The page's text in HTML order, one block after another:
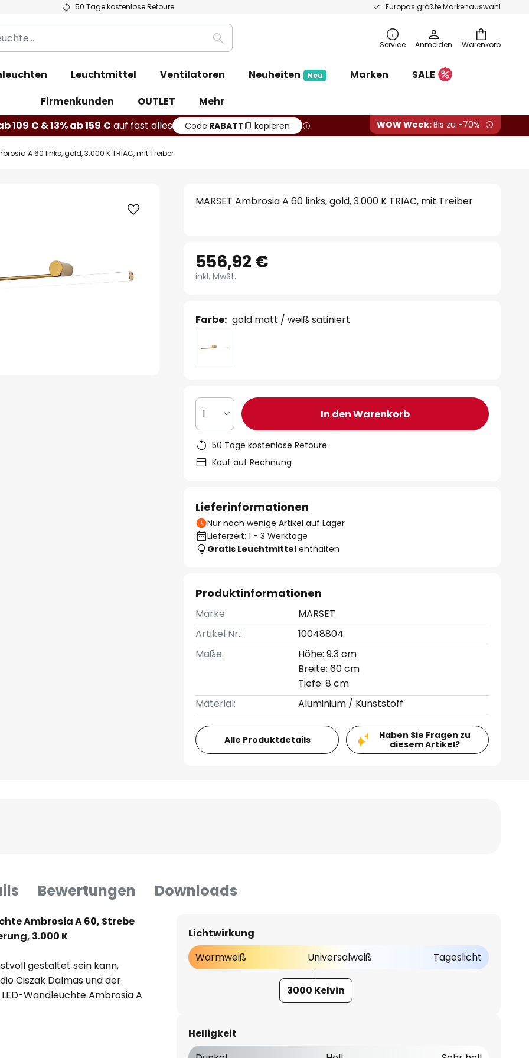
50 Tage kostenlose Retoure Europas größte Markenauswahl
Warenkorb
Suche Service Anmelden
Leuchtmittel Ventilatoren Neuheiten Neu Marken
SALE
Firmenkunden
OUTLET
Mehr
109 € & 13% ab 159 € auf fast alles Code:RABATT kopieren WOW Week:Bis zu -70%
A 60 links, gold, 3.000 K TRIAC, mit Treiber
MARSET Ambrosia A 60 links, gold, 3.000 K TRIAC, mit Treiber
556,92 €
inkl. MwSt.
Farbe: gold matt / weiß satiniert
1 In den Warenkorb
50 Tage kostenlose Retoure
Kauf auf Rechnung
Lieferinformationen
Nur noch wenige Artikel auf Lager
Lieferzeit: 1 - 3 Werktage
Gratis Leuchtmittel enthalten
Produktinformationen
Marke:
MARSET
Artikel Nr.:
10048804
Maße:
Höhe: 9.3 cm
Breite: 60 cm
Tiefe: 8 cm
Material:
Aluminium / Kunststoff
Alle Produktdetails
Haben Sie Fragen zu
diesem Artikel?
Bewertungen Downloads
Ambrosia A 60, Strebe
3.000 K
gestaltet sein kann,
Ciszak Dalmas und der
Wandleuchte Ambrosia A
Linienleuchte
Madrid konzipiert. Doch
Lichtwirkung
Warmweiß
Universalweiß Tageslicht
3000 Kelvin
Helligkeit